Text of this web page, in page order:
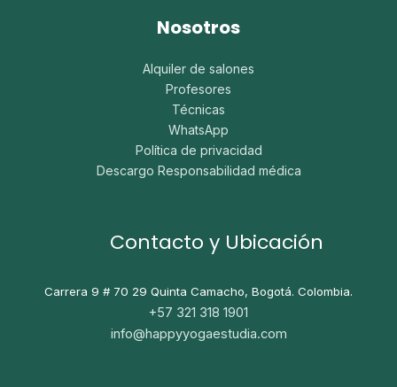
Nosotros
Alquiler de salones
Profesores
Técnicas
WhatsApp
Política de privacidad
Descargo Responsabilidad médica
Contacto y Ubicación
Carrera 9 # 70 29 Quinta Camacho, Bogotá. Colombia.
+57 321 318 1901
info@happyyogaestudia.com